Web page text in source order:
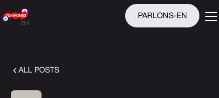
PARLONS-EN
ALL POSTS